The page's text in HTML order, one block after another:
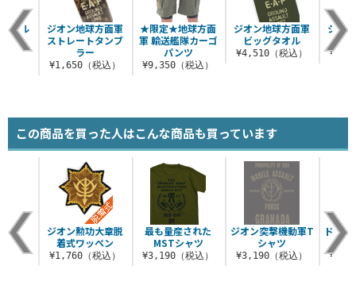
★限定★地球方面
軍 輸送艦隊カーゴ
パンツ
¥9,350（税込）
ジオン地球方面軍
ビッグタオル
¥4,510（税込）
シャ
バル
込）
ジオン地球方面軍
ストレートタンブ
ラー
¥1,650（税込）
この商品を買った人はこんな商品も買っています
最も量産された
MSTシャツ
¥3,190（税込）
ジオン突撃機動軍T
シャツ
¥3,190（税込）
ドム
ツ
込）
ジオン勲功大章脱
着式ワッペン
¥1,760（税込）